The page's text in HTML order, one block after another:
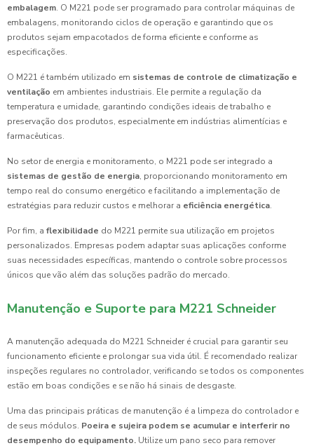
embalagem. O M221 pode ser programado para controlar máquinas de
embalagens, monitorando ciclos de operação e garantindo que os
produtos sejam empacotados de forma eficiente e conforme as
especificações.
O M221 é também utilizado em sistemas de controle de climatização e
ventilação em ambientes industriais. Ele permite a regulação da
temperatura e umidade, garantindo condições ideais de trabalho e
preservação dos produtos, especialmente em indústrias alimentícias e
farmacêuticas.
No setor de energia e monitoramento, o M221 pode ser integrado a
sistemas de gestão de energia, proporcionando monitoramento em
tempo real do consumo energético e facilitando a implementação de
estratégias para reduzir custos e melhorar a eficiência energética.
Por fim, a flexibilidade do M221 permite sua utilização em projetos
personalizados. Empresas podem adaptar suas aplicações conforme
suas necessidades específicas, mantendo o controle sobre processos
únicos que vão além das soluções padrão do mercado.
Manutenção e Suporte para M221 Schneider
A manutenção adequada do M221 Schneider é crucial para garantir seu
funcionamento eficiente e prolongar sua vida útil. É recomendado realizar
inspeções regulares no controlador, verificando se todos os componentes
estão em boas condições e se não há sinais de desgaste.
Uma das principais práticas de manutenção é a limpeza do controlador e
de seus módulos. Poeira e sujeira podem se acumular e interferir no
desempenho do equipamento. Utilize um pano seco para remover